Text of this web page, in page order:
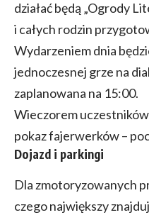
działać będą „Ogrody
i całych rodzin
Wydarzeniem dnia
jednoczesnej grze na
zaplanowana na 15:00.
Wieczorem
pokaz fajerwerków –
Dojazd i parkingi
Dla zmotoryzowanych
czego największy